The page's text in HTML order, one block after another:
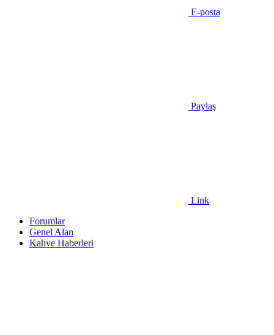
E-posta
Paylaş
Link
Forumlar
Genel Alan
Kahve Haberleri